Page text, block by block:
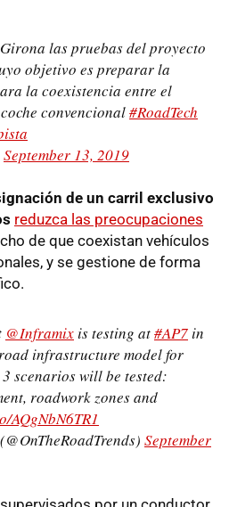
Girona las pruebas del proyecto
objetivo es preparar la
la coexistencia entre el
convencional#RoadTech
September 13, 2019
de un carril exclusivo
reduzca las preocupaciones
de que coexistan vehículos
y se gestione de forma
@Inframixis testing at#AP7in
infrastructure model for
3 scenarios will be tested:
roadwork zones and
AQgNbN6TR1
September